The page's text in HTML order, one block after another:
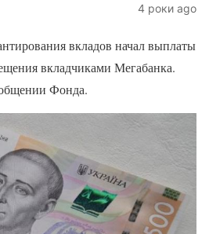
4 роки ago
вкладов начал выплаты
вкладчиками Мегабанка.
Фонда.